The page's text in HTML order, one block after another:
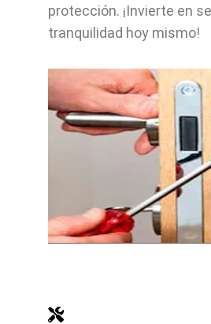
protección. ¡Invierte en
tranquilidad hoy mismo!